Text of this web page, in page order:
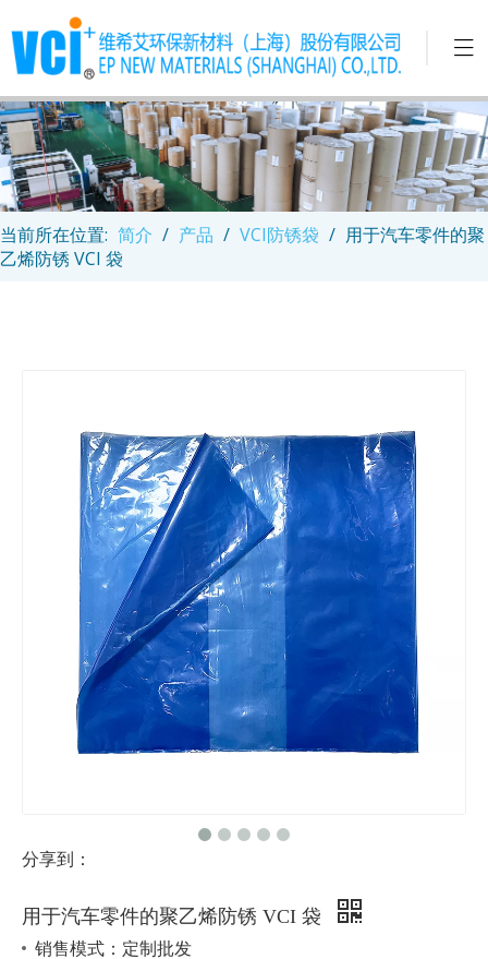
当前所在位置: 简介 / 产品 / VCI防锈袋 / 用于汽车零件的聚
乙烯防锈 VCI 袋
分享到：
用于汽车零件的聚乙烯防锈 VCI 袋
销售模式：定制批发